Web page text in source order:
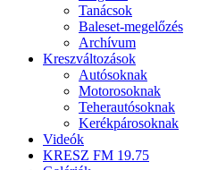
Tanácsok
Baleset-megelőzés
Archívum
Kreszváltozások
Autósoknak
Motorosoknak
Teherautósoknak
Kerékpárosoknak
Videók
KRESZ FM 19.75